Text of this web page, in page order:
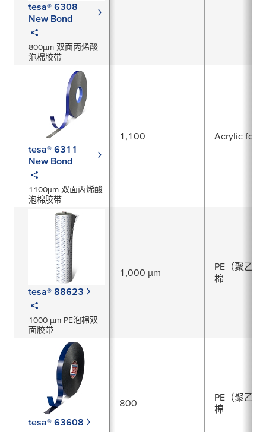
tesa® 6308
New Bond
800µm 双面丙烯酸
泡棉胶带
tesa® 6311
New Bond
1100µm 双面丙烯酸
泡棉胶带
1,100 Acrylic foam
tesa® 88623
1000 µm PE泡棉双
面胶带
1,000 µm
PE（聚乙烯
棉
tesa® 63608
800
PE（聚乙烯
棉